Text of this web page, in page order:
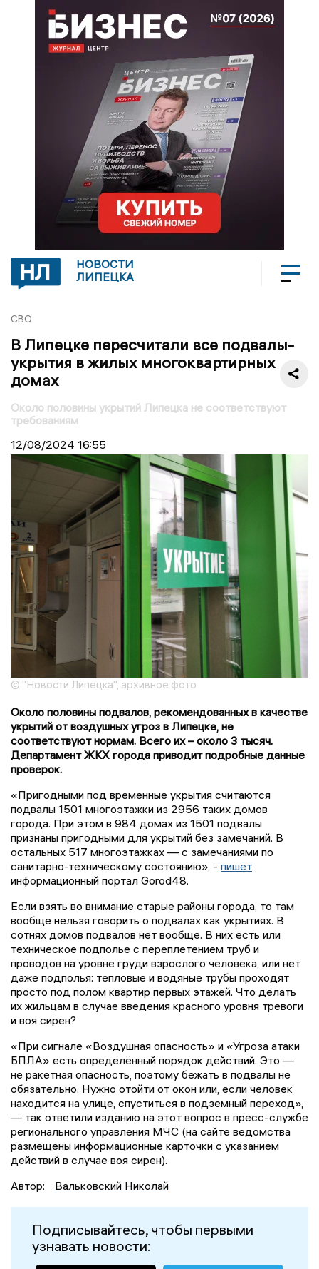
НОВОСТИ
ЛИПЕЦКА
СВО
В Липецке пересчитали все подвалы-
укрытия в жилых многоквартирных
домах
Около половины укрытий Липецка не соответствуют
требованиям
12/08/2024 16:55
© "Новости Липецка", архивное фото
Около половины подвалов, рекомендованных в качестве
укрытий от воздушных угроз в Липецке, не
соответствуют нормам. Всего их – около 3 тысяч.
Департамент ЖКХ города приводит подробные данные
проверок.
«Пригодными под временные укрытия считаются
подвалы 1501 многоэтажки из 2956 таких домов
города. При этом в 984 домах из 1501 подвалы
признаны пригодными для укрытий без замечаний. В
остальных 517 многоэтажках — с замечаниями по
санитарно-техническому состоянию», - пишет
информационный портал Gorod48.
Если взять во внимание старые районы города, то там
вообще нельзя говорить о подвалах как укрытиях. В
сотнях домов подвалов нет вообще. В них есть или
техническое подполье с переплетением труб и
проводов на уровне груди взрослого человека, или нет
даже подполья: тепловые и водяные трубы проходят
просто под полом квартир первых этажей. Что делать
их жильцам в случае введения красного уровня тревоги
и воя сирен?
«При сигнале «Воздушная опасность» и «Угроза атаки
БПЛА» есть определённый порядок действий. Это —
не ракетная опасность, поэтому бежать в подвалы не
обязательно. Нужно отойти от окон или, если человек
находится на улице, спуститься в подземный переход»,
— так ответили изданию на этот вопрос в пресс-службе
регионального управления МЧС (на сайте ведомства
размещены информационные карточки с указанием
действий в случае воя сирен).
Автор:
Вальковский Николай
Подписывайтесь, чтобы первыми
узнавать новости: